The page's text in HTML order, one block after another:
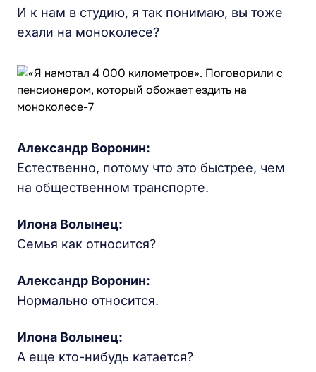
И к нам в студию, я так понимаю, вы тоже
ехали на моноколесе?
Александр Воронин:
Естественно, потому что это быстрее, чем
на общественном транспорте.
Илона Волынец:
Семья как относится?
Александр Воронин:
Нормально относится.
Илона Волынец:
А еще кто-нибудь катается?